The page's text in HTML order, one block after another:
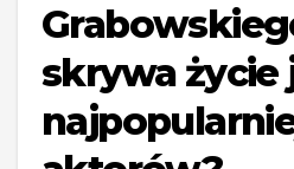
skrywa życie